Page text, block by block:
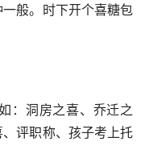
般。时下开个喜糖包
：洞房之喜、乔迁之
评职称、孩子考上托